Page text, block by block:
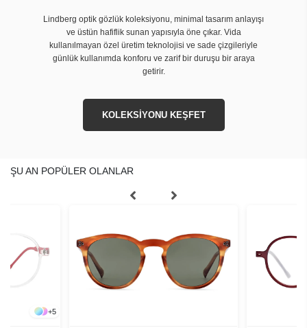
Lindberg optik gözlük koleksiyonu, minimal tasarım anlayışı
ve üstün hafiflik sunan yapısıyla öne çıkar. Vida
kullanılmayan özel üretim teknolojisi ve sade çizgileriyle
günlük kullanımda konforu ve zarif bir duruşu bir araya
getirir.
KOLEKSİYONU KEŞFET
ŞU AN POPÜLER OLANLAR
+5